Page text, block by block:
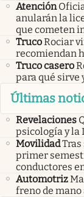
Atención
anularán la
que cometen
TrucoRociar
recomiendan
Truco casero
para qué sirve
Últimas
Revelaciones
psicología y la
Movilidad
primer
conductores
Automotriz
freno de mano